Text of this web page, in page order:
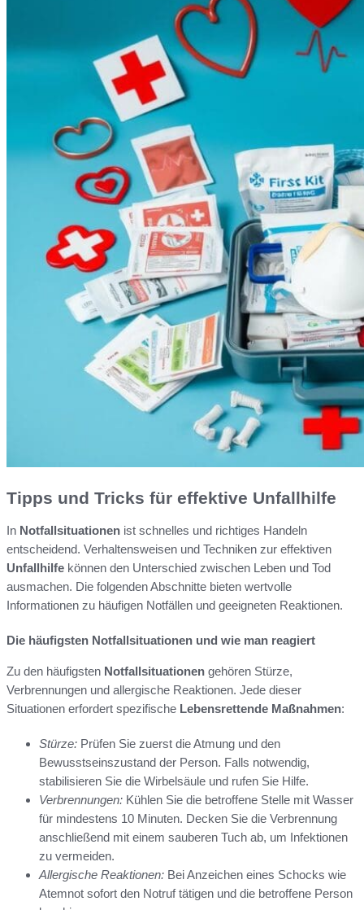
Tipps und Tricks für effektive Unfallhilfe
In Notfallsituationen ist schnelles und richtiges Handeln
entscheidend. Verhaltensweisen und Techniken zur effektiven
Unfallhilfe können den Unterschied zwischen Leben und Tod
ausmachen. Die folgenden Abschnitte bieten wertvolle
Informationen zu häufigen Notfällen und geeigneten Reaktionen.
Die häufigsten Notfallsituationen und wie man reagiert
Zu den häufigsten Notfallsituationen gehören Stürze,
Verbrennungen und allergische Reaktionen. Jede dieser
Situationen erfordert spezifische Lebensrettende Maßnahmen:
Stürze: Prüfen Sie zuerst die Atmung und den
Bewusstseinszustand der Person. Falls notwendig,
stabilisieren Sie die Wirbelsäule und rufen Sie Hilfe.
Verbrennungen: Kühlen Sie die betroffene Stelle mit Wasser
für mindestens 10 Minuten. Decken Sie die Verbrennung
anschließend mit einem sauberen Tuch ab, um Infektionen
zu vermeiden.
Allergische Reaktionen: Bei Anzeichen eines Schocks wie
Atemnot sofort den Notruf tätigen und die betroffene Person